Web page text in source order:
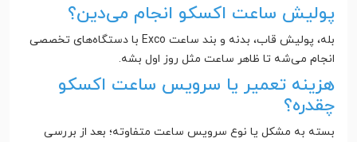
پولیش ساعت اکسکو انجام می‌دین؟
بله، پولیش قاب، بدنه و بند ساعت Exco با دستگاه‌های تخصصی
انجام می‌شه تا ظاهر ساعت مثل روز اول بشه.
هزینه تعمیر یا سرویس ساعت اکسکو
چقدره؟
بسته به مشکل یا نوع سرویس ساعت متفاوته؛ بعد از بررسی